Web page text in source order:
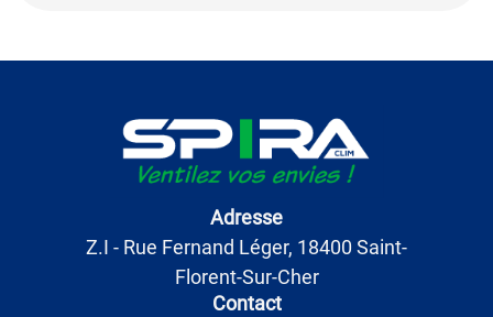
Adresse
Z.I - Rue Fernand Léger, 18400 Saint-
Florent-Sur-Cher
Contact